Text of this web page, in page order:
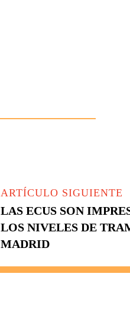
ARTÍCULO SIGUIENTE
LAS ECUS SON
LOS NIVELES DE
MADRID